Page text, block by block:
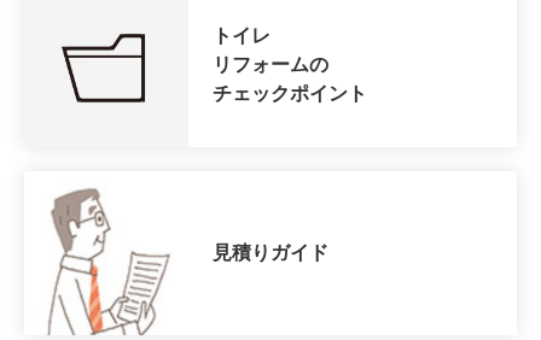
トイレ
リフォームの
チェックポイント
見積りガイド